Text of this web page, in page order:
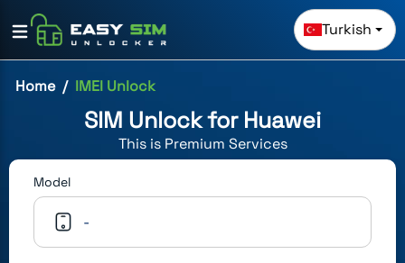
Turkish
Home IMEI Unlock
SIM Unlock for Huawei
This is Premium Services
Model
-